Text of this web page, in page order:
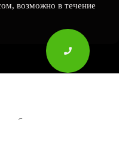
возможно в течение